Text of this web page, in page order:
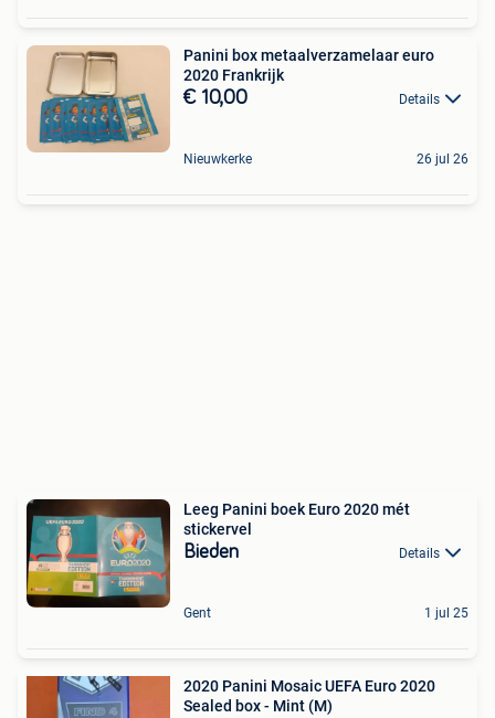
Panini box metaalverzamelaar euro
2020 Frankrijk
€ 10,00 Details
Nieuwkerke 26 jul 26
Leeg Panini boek Euro 2020 mét
stickervel
Bieden Details
Gent 1 jul 25
2020 Panini Mosaic UEFA Euro 2020
Sealed box - Mint (M)